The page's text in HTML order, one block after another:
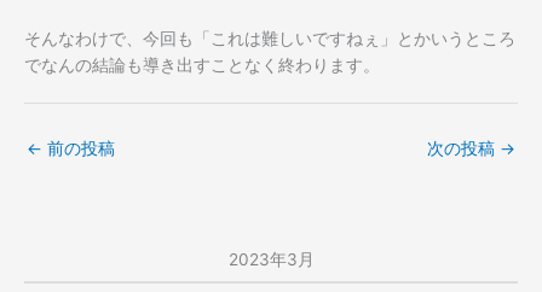
そんなわけで、今回も「これは難しいですねぇ」とかいうところ
でなんの結論も導き出すことなく終わります。
← 前の投稿 次の投稿 →
2023年3月